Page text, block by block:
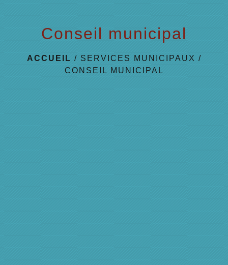
Conseil municipal
ACCUEIL / SERVICES MUNICIPAUX /
CONSEIL MUNICIPAL